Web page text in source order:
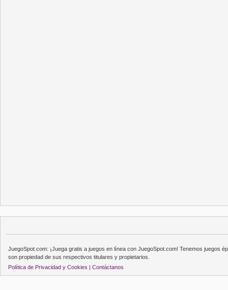
JuegoSpot.com: ¡Juega gratis a juegos en línea con JuegoSpot.com! Tenemos juegos
son propiedad de sus respectivos titulares y propietarios.
Política de Privacidad y Cookies | Contáctanos